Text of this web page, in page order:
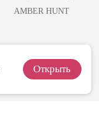
моей лучшей
AMBER HUNT
Открыть